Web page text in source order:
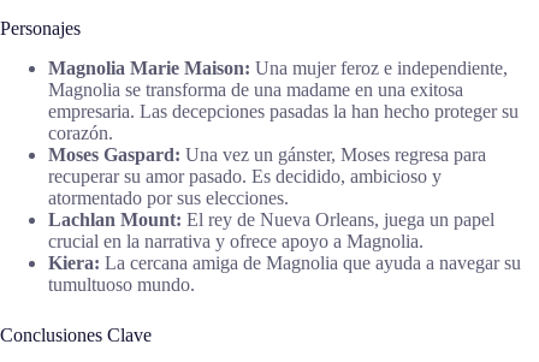
Personajes
Magnolia Marie Maison: Una mujer feroz e independiente,
Magnolia se transforma de una madame en una exitosa
empresaria. Las decepciones pasadas la han hecho proteger su
corazón.
Moses Gaspard: Una vez un gánster, Moses regresa para
recuperar su amor pasado. Es decidido, ambicioso y
atormentado por sus elecciones.
Lachlan Mount: El rey de Nueva Orleans, juega un papel
crucial en la narrativa y ofrece apoyo a Magnolia.
Kiera: La cercana amiga de Magnolia que ayuda a navegar su
tumultuoso mundo.
Conclusiones Clave